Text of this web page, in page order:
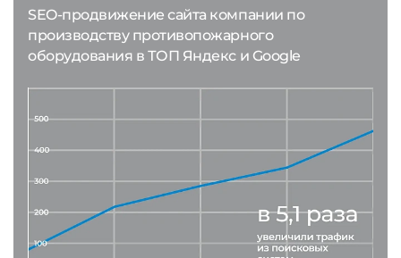
SEO-продвижение сайта компании по
производству противопожарного
оборудования в ТОП Яндекс и Google